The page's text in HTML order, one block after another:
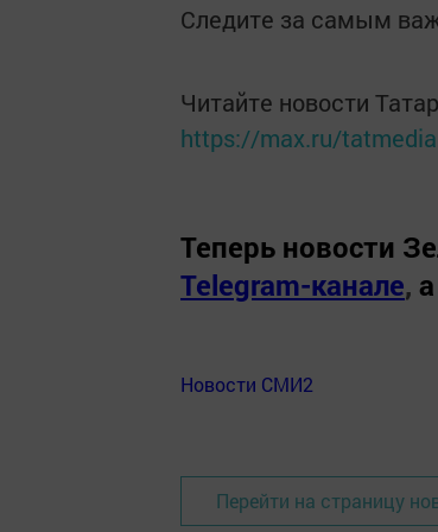
Следите за самым
Читайте новости
https://max.ru/tatmedia
Теперь новости
Telegram-канале,
Новости СМИ2
Перейти на страницу